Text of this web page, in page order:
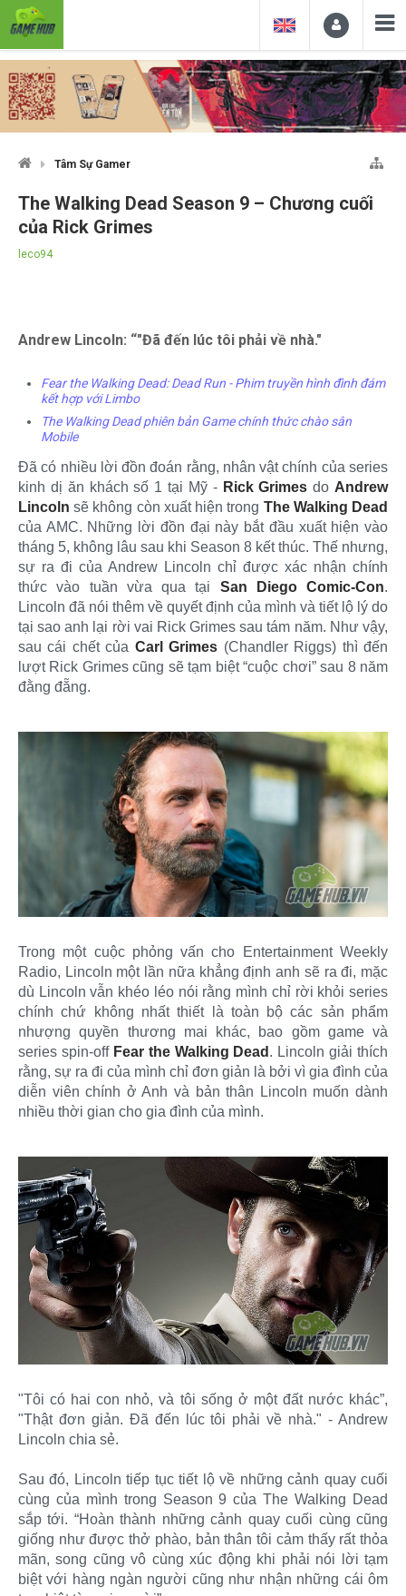
Tâm Sự Gamer
The Walking Dead Season 9 – Chương cuối
của Rick Grimes
leco94
Andrew Lincoln: “"Đã đến lúc tôi phải về nhà."
Fear the Walking Dead: Dead Run - Phim truyền hình đình đám
kết hợp với Limbo
The Walking Dead phiên bản Game chính thức chào sân
Mobile
Đã có nhiều lời đồn đoán rằng, nhân vật chính của series
kinh dị ăn khách số 1 tại Mỹ - Rick Grimes do Andrew
Lincoln sẽ không còn xuất hiện trong The Walking Dead
của AMC. Những lời đồn đại này bắt đầu xuất hiện vào
tháng 5, không lâu sau khi Season 8 kết thúc. Thế nhưng,
sự ra đi của Andrew Lincoln chỉ được xác nhận chính
thức vào tuần vừa qua tại San Diego Comic-Con.
Lincoln đã nói thêm về quyết định của mình và tiết lộ lý do
tại sao anh lại rời vai Rick Grimes sau tám năm. Như vậy,
sau cái chết của Carl Grimes (Chandler Riggs) thì đến
lượt Rick Grimes cũng sẽ tạm biệt “cuộc chơi” sau 8 năm
đằng đẵng.
Trong một cuộc phỏng vấn cho Entertainment Weekly
Radio, Lincoln một lần nữa khẳng định anh sẽ ra đi, mặc
dù Lincoln vẫn khéo léo nói rằng mình chỉ rời khỏi series
chính chứ không nhất thiết là toàn bộ các sản phẩm
nhượng quyền thương mai khác, bao gồm game và
series spin-off Fear the Walking Dead . Lincoln giải thích
rằng, sự ra đi của mình chỉ đơn giản là bởi vì gia đình của
diễn viên chính ở Anh và bản thân Lincoln muốn dành
nhiều thời gian cho gia đình của mình.
"Tôi có hai con nhỏ, và tôi sống ở một đất nước khác”,
"Thật đơn giản. Đã đến lúc tôi phải về nhà." - Andrew
Lincoln chia sẻ.
Sau đó, Lincoln tiếp tục tiết lộ về những cảnh quay cuối
cùng của mình trong Season 9 của The Walking Dead
sắp tới. “Hoàn thành những cảnh quay cuối cùng cũng
giống như được thở phào, bản thân tôi cảm thấy rất thỏa
mãn, song cũng vô cùng xúc động khi phải nói lời tạm
biệt với hàng ngàn người cũng như nhận những cái ôm